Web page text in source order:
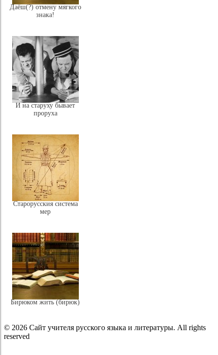
Даёш(?) отмену мягкого
знака!
И на старуху бывает
проруха
Старорусския система
мер
Бирюком жить (бирюк)
© 2026 Сайт учителя русского языка и литературы. All rights
reserved